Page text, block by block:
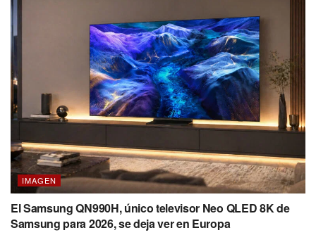
IMAGEN
El Samsung QN990H, único televisor Neo QLED 8K de
Samsung para 2026, se deja ver en Europa